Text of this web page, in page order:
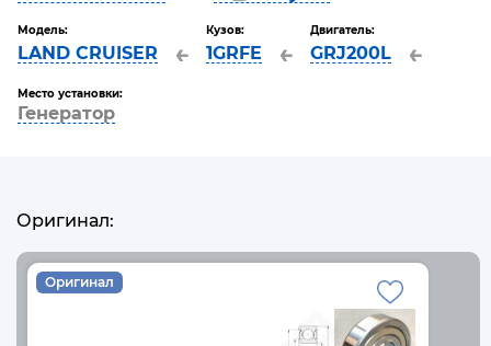
Модель:
LAND CRUISER ←
Кузов:
1GRFE ←
Двигатель:
GRJ200L ←
Место установки:
Генератор
Оригинал:
Оригинал